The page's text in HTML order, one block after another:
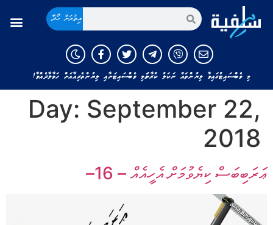
އިތުރަށް ހޯދާ
މި ވެބްސައިޓުގައިވާ ލިޔުންތައް ނަކަލު ކުރާނަމަ މި ވެބްސައިޓަށާއި ލިޔުންތެރިއާއަށް ހަވާލާދެއްވާ!
Day: September 22,
2018
ޢަރަބިބަސް ކިޔެވުމަށް އެހީއެއް – 16–